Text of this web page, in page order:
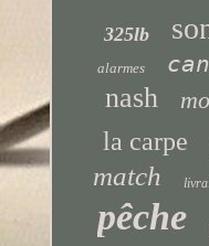
325lb
alarmes
nash
la carpe
match
pêche